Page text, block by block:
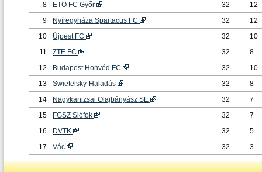
8
ETO FC Győr 32
12
9
Nyíregyháza Spartacus FC 32
12
10
Újpest FC 32
10
11
ZTE FC 32
8
12
Budapest Honvéd FC 32
10
13
Swietelsky-Haladás 32
8
14
Nagykanizsai Olajbányász SE 32
7
15
FGSZ Siófok 32
7
16
DVTK 32
5
17
Vác 32 3